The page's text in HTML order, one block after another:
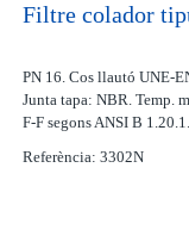
Filtre colador
PN 16. Cos llautó UNE-
Junta tapa: NBR. Temp.
F-F segons ANSI B
Referència: 3302N